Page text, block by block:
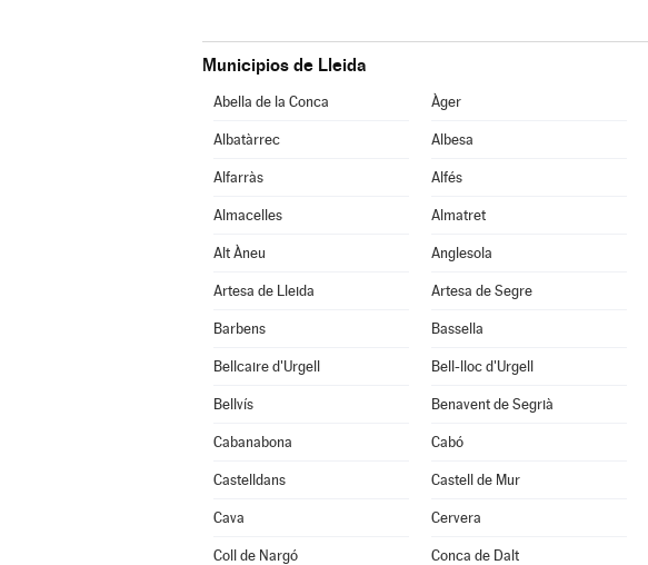
Municipios de Lleida
Abella de la Conca Àger
Albatàrrec Albesa
Alfarràs Alfés
Almacelles Almatret
Alt Àneu Anglesola
Artesa de Lleida Artesa de Segre
Barbens Bassella
Bellcaire d'Urgell Bell-lloc d'Urgell
Bellvís Benavent de Segrià
Cabanabona Cabó
Castelldans Castell de Mur
Cava Cervera
Coll de Nargó Conca de Dalt